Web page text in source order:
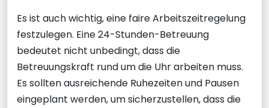
Es ist auch wichtig, eine faire Arbeitszeitregelung
festzulegen. Eine 24-Stunden-Betreuung
bedeutet nicht unbedingt, dass die
Betreuungskraft rund um die Uhr arbeiten muss.
Es sollten ausreichende Ruhezeiten und Pausen
eingeplant werden, um sicherzustellen, dass die